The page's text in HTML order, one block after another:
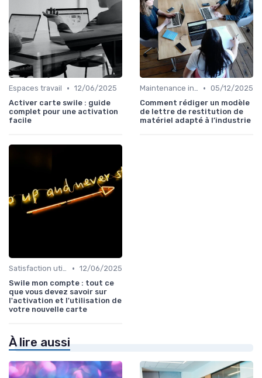
Espaces travail • 12/06/2025
Activer carte swile : guide
complet pour une activation
facile
Maintenance infrastructures • 05/12/2025
Comment rédiger un modèle
de lettre de restitution de
matériel adapté à l’industrie
Satisfaction utilisateurs • 12/06/2025
Swile mon compte : tout ce
que vous devez savoir sur
l'activation et l'utilisation de
votre nouvelle carte
À lire aussi